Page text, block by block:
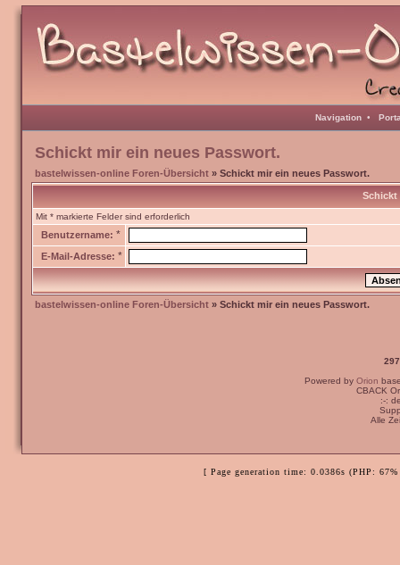
Navigation •
Schickt mir ein neues Passwort.
bastelwissen-online Foren-Übersicht » Schickt mir ein neues Passwort.
Schickt
Mit * markierte Felder sind erforderlich
Benutzername: *
E-Mail-Adresse: *
bastelwissen-online Foren-Übersicht » Schickt mir ein neues Passwort.
Powered by Orion
CBACK
:-:
Alle
[ Page generation time: 0.0386s (PHP: